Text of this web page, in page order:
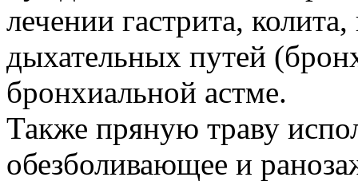
лечении гастрита,
дыхательных путей
бронхиальной астме.
Также пряную траву
обезболивающее и